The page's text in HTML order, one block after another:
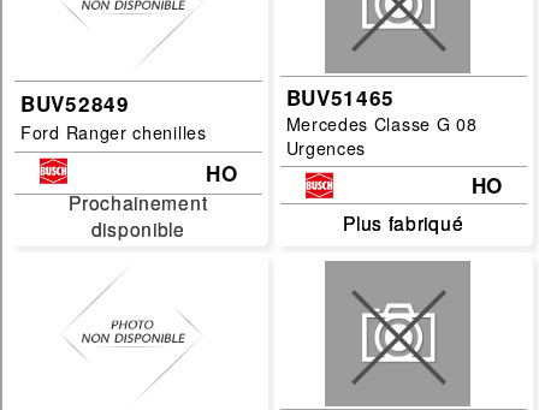
BUV52849
Ford Ranger chenilles
HO
Prochainement
disponible
Prochainement
disponible
BUV51465
Mercedes Classe G 08
Urgences
HO
Plus fabriqué
Plus fabriqué